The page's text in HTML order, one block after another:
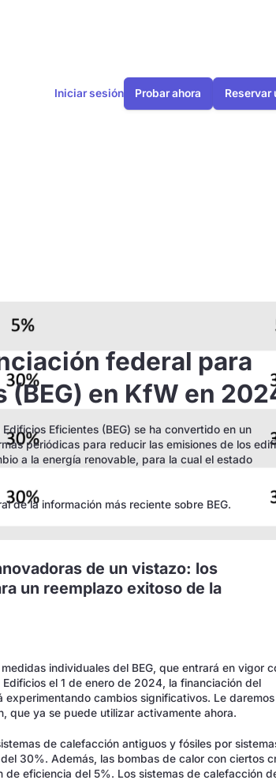
Iniciar sesión Probar ahora Reservar
federal para
en KfW en
Eficientes (BEG) se ha convertido en un
periódicas para reducir las emisiones de los
a la energía renovable, para la cual el estado
de la información más reciente sobre BEG.
de un vistazo: los
un reemplazo exitoso de la
individuales del BEG, que entrará en vigor
el 1 de enero de 2024, la financiación del
cambios significativos. Le daremos
que ya se puede utilizar activamente ahora.
de calefacción antiguos y fósiles por
30%. Además, las bombas de calor con ciertos
eficiencia del 5%. Los sistemas de calefacción